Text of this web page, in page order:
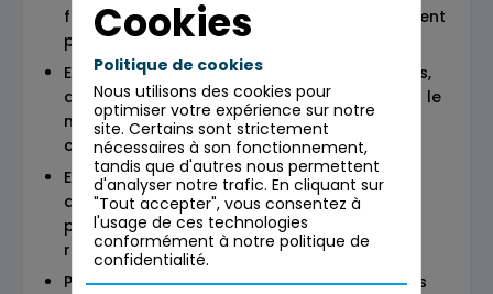
formes que les projets Photovoltaïque peuvent
prendre
Etat de l’art secteur : Description des acteurs,
de la situation de la filière en France et dans le
monde et du cadre règlementaire associé à
cette filière
Enjeux de la filière : Revue des enjeux de
développement de la filière, des limites
physiques, techniques & administratives
rencontrées
Perspectives : mise en abîmes des évolutions
Cookies
Politique de cookies
Nous utilisons des cookies pour
optimiser votre expérience sur notre
site. Certains sont strictement
nécessaires à son fonctionnement,
tandis que d'autres nous permettent
d'analyser notre trafic. En cliquant sur
"Tout accepter", vous consentez à
l'usage de ces technologies
conformément à notre politique de
confidentialité.